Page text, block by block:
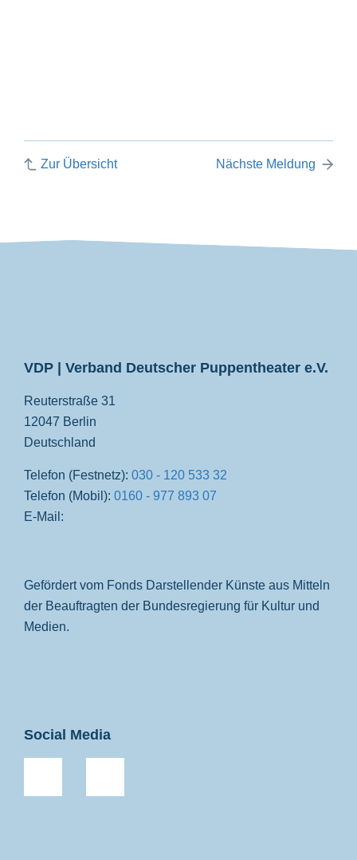
Zur Übersicht Nächste Meldung
VDP | Verband Deutscher Puppentheater e.V.
Reuterstraße 31
12047 Berlin
Deutschland
Telefon (Festnetz): 030 - 120 533 32
Telefon (Mobil): 0160 - 977 893 07
E-Mail:
Gefördert vom Fonds Darstellender Künste aus Mitteln
der Beauftragten der Bundesregierung für Kultur und
Medien.
Social Media